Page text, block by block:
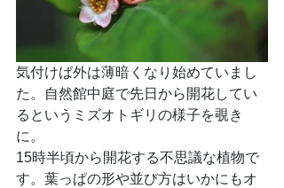
気付けば外は薄暗くなり始めていまし
た。自然館中庭で先日から開花してい
るというミズオトギリの様子を覗き
に。
15時半頃から開花する不思議な植物で
す。葉っぱの形や並び方はいかにもオ